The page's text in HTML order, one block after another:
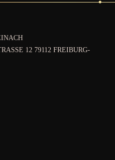
12 79112 FREIBURG-M